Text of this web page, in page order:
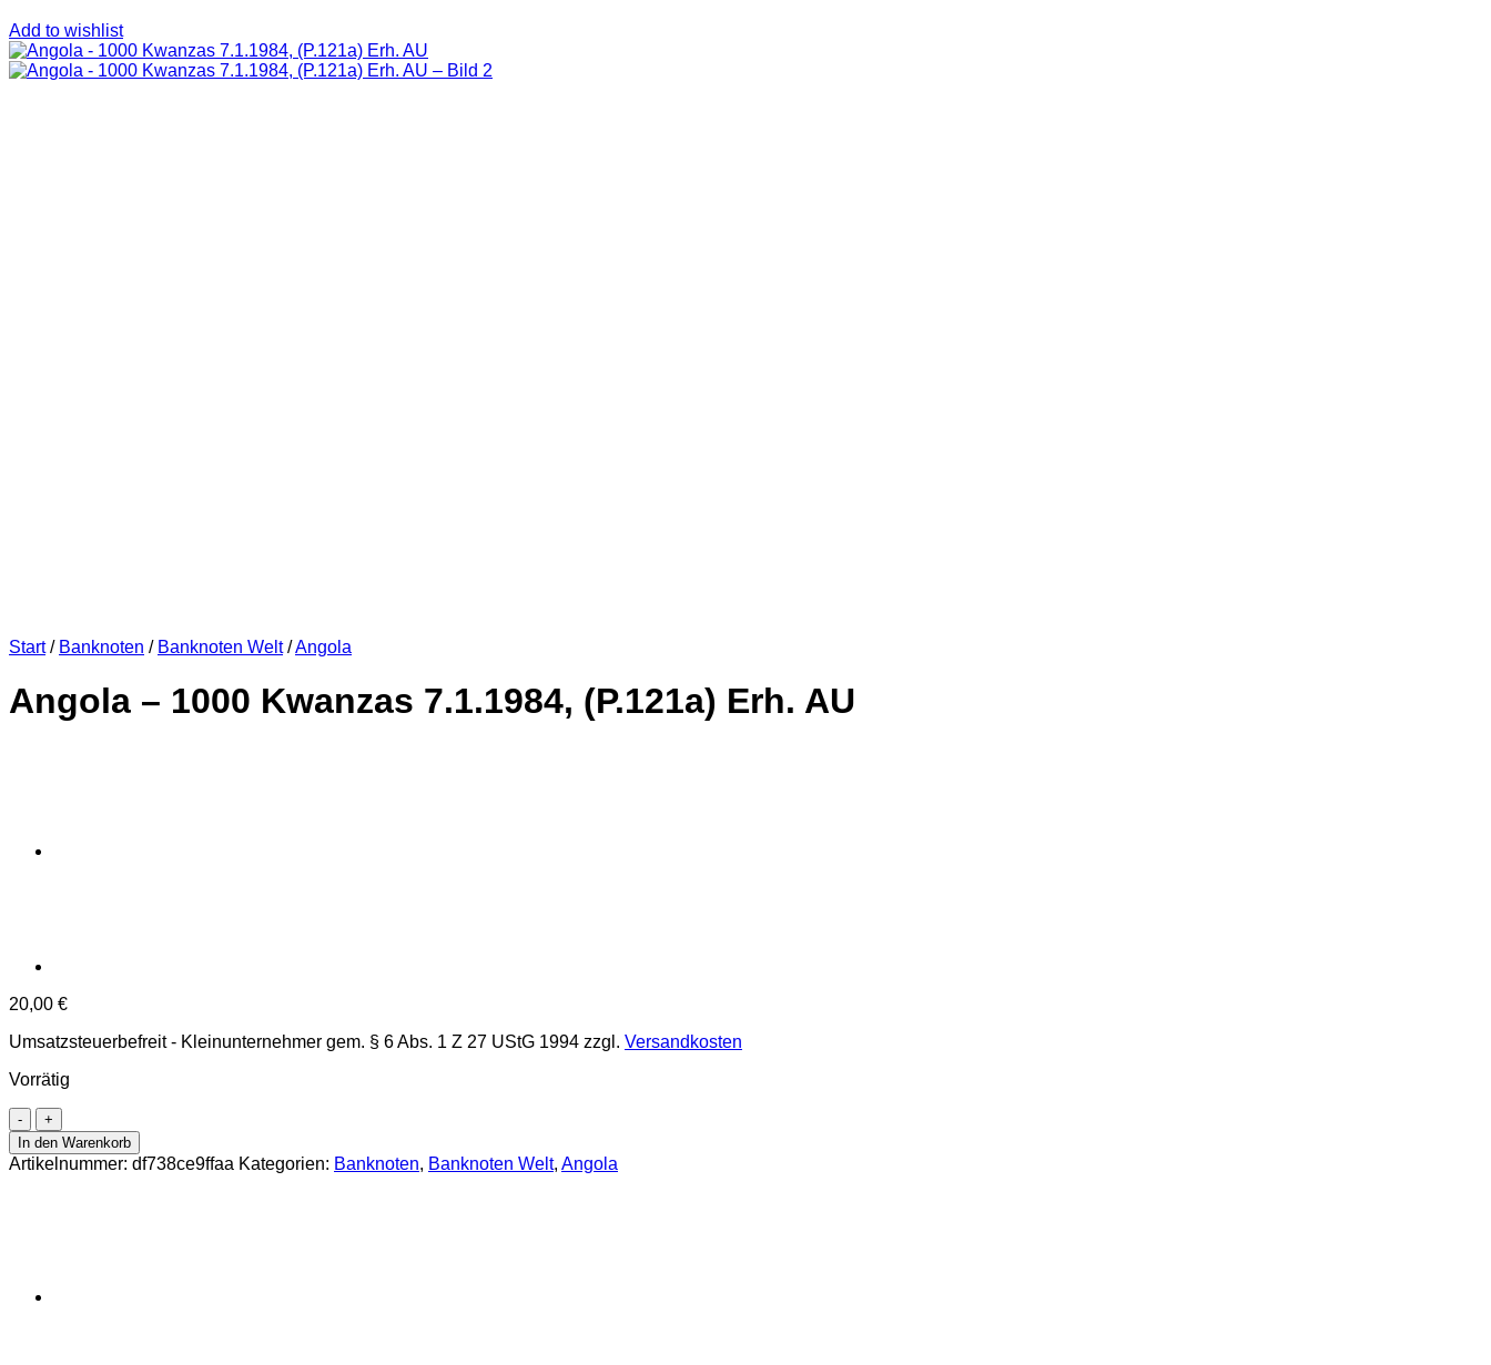
Add to wishlist
Start / Banknoten / Banknoten Welt /Angola
Angola – 1000 Kwanzas 7.1.1984, (P.121a) Erh. AU
20,00 €
Umsatzsteuerbefreit - Kleinunternehmer gem. § 6 Abs. 1 Z 27 UStG 1994 zzgl. Versandkosten
Vorrätig
Angola
-
1000
Kwanzas
In den Warenkorb
Artikelnummer: df738ce9ffaa Kategorien: Banknoten, Banknoten Welt, Angola